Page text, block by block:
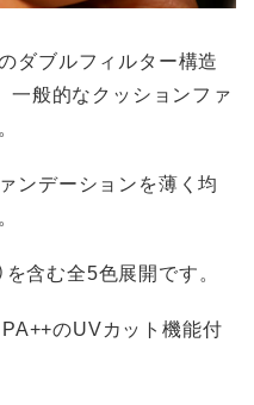
ダブルフィルター構造
一般的なクッションファ
ンデーションを薄く均
含む全5色展開です。
のUVカット機能付